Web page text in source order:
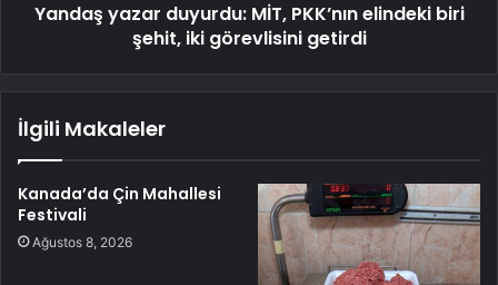
Yandaş yazar duyurdu: MİT, PKK’nın elindeki biri
şehit, iki görevlisini getirdi
İlgili Makaleler
Kanada’da Çin Mahallesi
Festivali
Ağustos 8, 2026